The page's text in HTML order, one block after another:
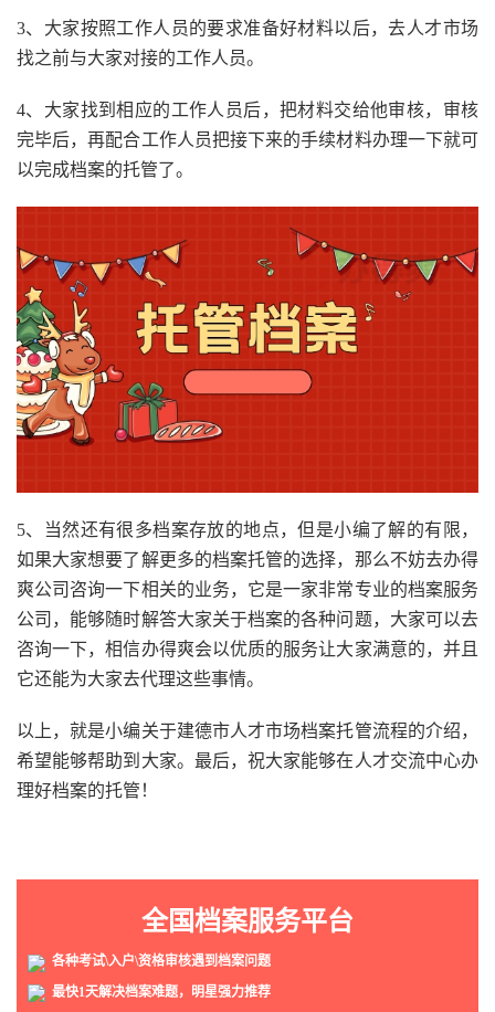
3、大家按照工作人员的要求准备好材料以后，去人才市场
找之前与大家对接的工作人员。
4、大家找到相应的工作人员后，把材料交给他审核，审核
完毕后，再配合工作人员把接下来的手续材料办理一下就可
以完成档案的托管了。
5、当然还有很多档案存放的地点，但是小编了解的有限，
如果大家想要了解更多的档案托管的选择，那么不妨去办得
爽公司咨询一下相关的业务，它是一家非常专业的档案服务
公司，能够随时解答大家关于档案的各种问题，大家可以去
咨询一下，相信办得爽会以优质的服务让大家满意的，并且
它还能为大家去代理这些事情。
以上，就是小编关于建德市人才市场档案托管流程的介绍，
希望能够帮助到大家。最后，祝大家能够在人才交流中心办
理好档案的托管！
全国档案服务平台
各种考试\入户\资格审核遇到档案问题
最快1天解决档案难题，明星强力推荐